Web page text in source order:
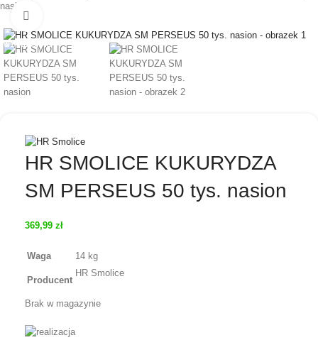
nasion
WYPRZEDANE
HR SMOLICE KUKURYDZA
SM PERSEUS 50 tys. nasion
369,99 zł
Waga 14 kg
Producent
HR Smolice
Brak w magazynie